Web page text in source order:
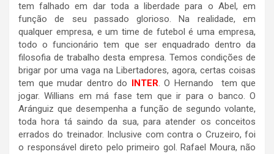
tem falhado em dar toda a liberdade para o Abel, em
função de seu passado glorioso. Na realidade, em
qualquer empresa, e um time de futebol é uma empresa,
todo o funcionário tem que ser enquadrado dentro da
filosofia de trabalho desta empresa. Temos condições de
brigar por uma vaga na Libertadores, agora, certas coisas
tem que mudar dentro do INTER. O Hernando tem que
jogar. Willians em má fase tem que ir para o banco. O
Aránguiz que desempenha a função de segundo volante,
toda hora tá saindo da sua, para atender os conceitos
errados do treinador. Inclusive com contra o Cruzeiro, foi
o responsável direto pelo primeiro gol. Rafael Moura, não